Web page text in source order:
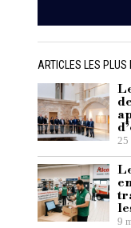
ARTICLES LES PLUS
25
9